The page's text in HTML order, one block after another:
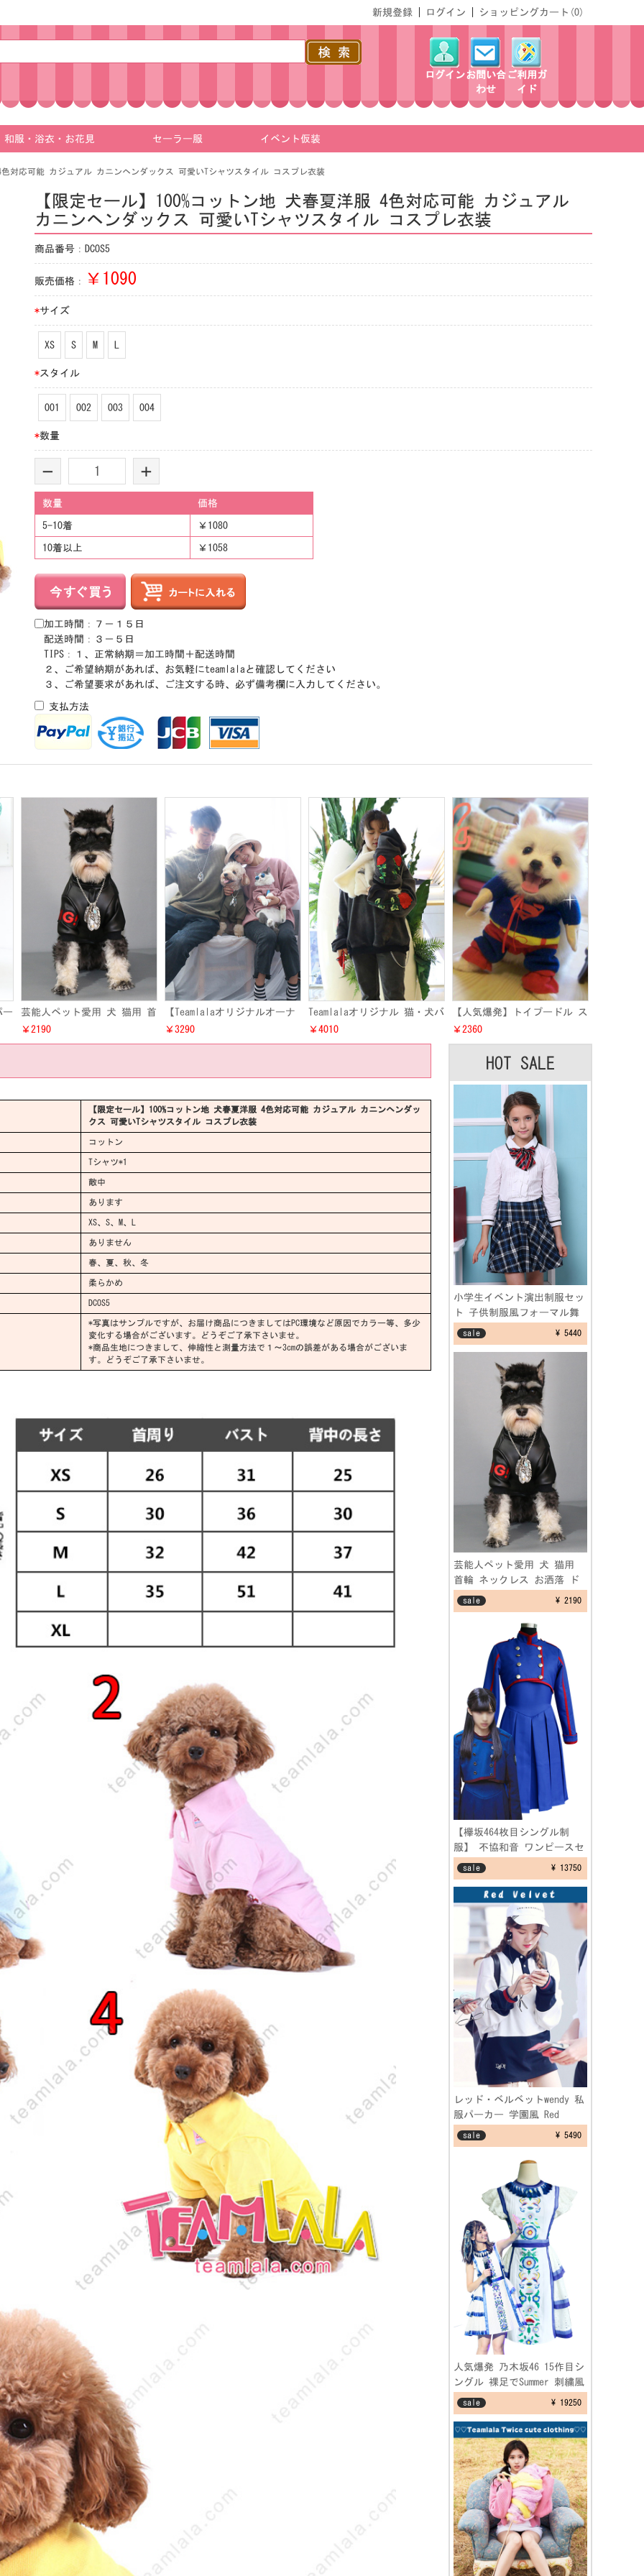
ショッピングカート(0)
ログイン
新規登録
ログインお問い合
わせ
ご利用ガ
イド
和服・浴衣・お花見 セーラー服 イベント仮装
対応可能 カジュアル カニンヘンダックス 可愛いTシャツスタイル コスプレ衣装
【限定セール】100%コットン地 犬春夏洋服 4色対応可能 カジュアル
カニンヘンダックス 可愛いTシャツスタイル コスプレ衣装
商品番号：DCOS5
販売価格： ￥ 1090
*サイズ
XS S M L
*スタイル
001 002 003 004
*数量
- +
数量 価格
5-10着 ￥1080
10着以上 ￥1058
加工時間：７－１５日
配送時間：３－５日
TIPS：１、正常納期＝加工時間＋配送時間
２、ご希望納期があれば、お気軽にteamlalaと確認してください
３、ご希望要求があれば、ご注文する時、必ず備考欄に入力してください。
支払方法
ー
新
芸能人ペット愛用 犬 猫用 首
輪 ネックレス お洒落 ドッグ
ス フェザーネックレス アク
￥2190
【Teamlalaオリジナルオーナ
ー猫犬ペアルック】 ピンク・
ミドル 私服風 ドッグス・キ
￥3290
Teamlalaオリジナル 猫・犬バ
ラ刺繍プリント パーカー洋服
衣装 秋冬兼用 上品 ねこ・ワ
￥4010
【人気爆発】トイプードル ス
パイダーマン風変装服 ミニチ
ュア ダックスハロウイン変装
服通販 超可愛い 子犬 スーパ
ーヒーロー コスプレ仮装衣装
￥2360
【限定セール】100%コットン地 犬春夏洋服 4色対応可能 カジュアル カニンヘンダッ
クス 可愛いTシャツスタイル コスプレ衣装
コットン
Tシャツ*1
敵中
あります
XS、S、M、L
ありません
春、夏、秋、冬
柔らかめ
DCOS5
*写真はサンプルですが、お届け商品につきましてはPC環境など原因でカラー等、多少
変化する場合がございます。どうぞご了承下さいませ。
*商品生地につきまして、伸縮性と測量方法で１～3cmの誤差がある場合がございま
す。どうぞご了承下さいませ。
HOT SALE
小学生イベント演出制服セッ
ト 子供制服風フォーマル舞
台劇 文化祭仮装コスプレ衣
装 学園祭演出服
sale ¥ 5440
芸能人ペット愛用 犬 猫用
首輪 ネックレス お洒落 ド
ッグス フェザーネックレス
アクセサリー
sale ¥ 2190
【欅坂464枚目シングル制
服】 不協和音 ワンピースセ
ット けやき坂 ブルー 制服
コスプレ衣装
sale ¥ 13750
レッド・ベルベットwendy 私
服パーカー 学園風 Red
Velvet ウェンディ 空港ファ
ッション制服 フリーサイズ
sale ¥ 5490
人気爆発 乃木坂46 15作目シ
ングル 裸足でSummer 刺繍風
ワンピースコスプレ衣装
sale ¥ 19250